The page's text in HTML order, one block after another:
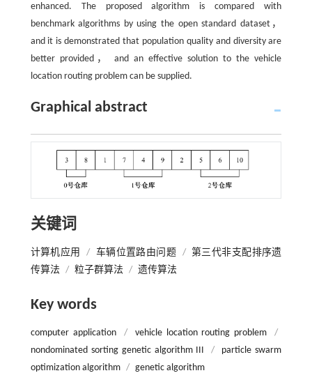
enhanced. The proposed algorithm is compared with
benchmark algorithms by using the open standard dataset，
and it is demonstrated that population quality and diversity are
better provided， and an effective solution to the vehicle
location routing problem can be supplied.
Graphical abstract
关键词
计算机应用 / 车辆位置路由问题 / 第三代非支配排序遗
传算法 / 粒子群算法 / 遗传算法
Key words
computer application / vehicle location routing problem
/
non­dominated sorting genetic algorithm III
/
particle swarm
optimization algorithm / genetic algorithm